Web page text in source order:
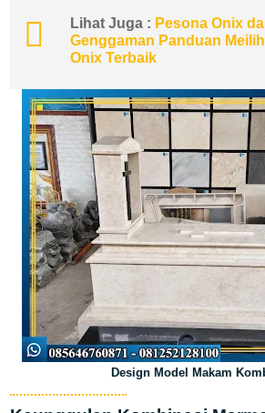
Lihat Juga : Pesona Onix
Genggaman Panduan
Onix Terbaik
Design Model Makam